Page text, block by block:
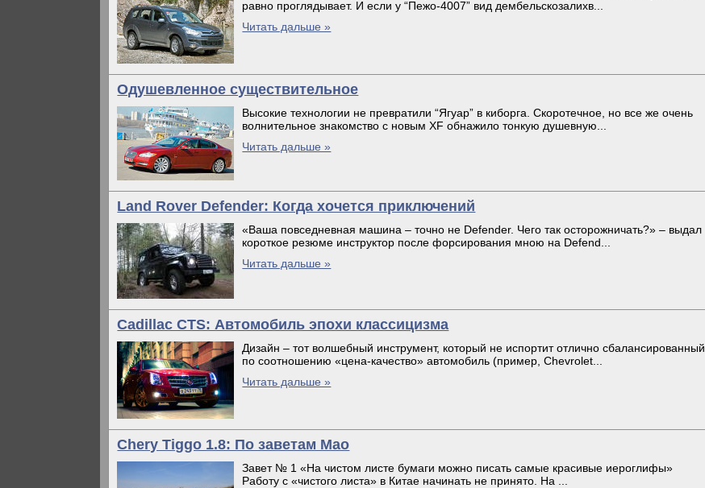
равно проглядывает. И если у “Пежо-4007” вид дембельскозалихв...
Читать дальше »
Одушевленное существительное
Высокие технологии не превратили “Ягуар” в киборга. Скоротечное, но все же очень
волнительное знакомство с новым XF обнажило тонкую душевную...
Читать дальше »
Land Rover Defender: Когда хочется приключений
«Ваша повседневная машина – точно не Defender. Чего так осторожничать?» – выдал
короткое резюме инструктор после форсирования мною на Defend...
Читать дальше »
Cadillac CTS: Автомобиль эпохи классицизма
Дизайн – тот волшебный инструмент, который не испортит отлично сбалансированный
по соотношению «цена-качество» автомобиль (пример, Chevrolet...
Читать дальше »
Chеry Tiggo 1.8: По заветам Мао
Завет № 1 «На чистом листе бумаги можно писать самые красивые иероглифы»
Работу с «чистого листа» в Китае начинать не принято. На ...